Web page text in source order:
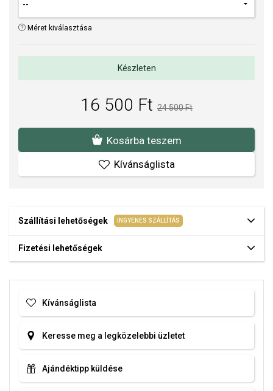
Méret kiválasztása
Készleten
16 500 Ft 24 500 Ft
Kosárba teszem
Kívánságlista
Szállítási lehetőségek INGYENES SZÁLLÍTÁS
Fizetési lehetőségek
Kívánságlista
Keresse meg a legközelebbi üzletet
Ajándéktipp küldése